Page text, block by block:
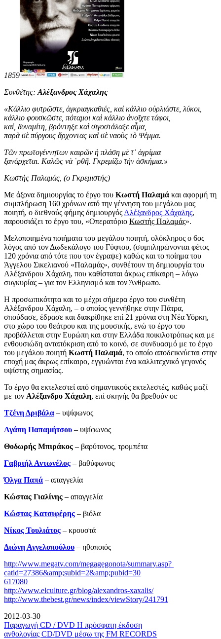
1859
Συνθέτης: Αλέξανδρος Χάχαλης
«Κάλλιο φυτρῶστε, ἀγκριαγκαθιές, καὶ κάλλιο οὐρλιάστε, λύκοι,
κάλλιο φουσκῶστε, πόταμοι καὶ κάλλιο ἀνοῖχτε τάφοι,
καί, δυναμίτη, βρόντηξε καὶ σιγοστάλαξε αἷμα,
παρὰ σὲ πύργους ἄρχοντας καὶ σὲ ναοὺς τὸ Ψέμμα.
Τῶν πρωτογέννητων καιρῶν ἡ πλάση μὲ τ᾿ ἀγρίμια
ξανάρχεται. Καλῶς νὰ ῾ρθῆ. Γκρεμίζω τὴν ἀσκήμια.»
Κωστής Παλαμάς, (ο Γκρεμιστής)
Με άξονα δημιουργίας το έργο του Κωστή Παλαμά και αφορμή τη
συμπλήρωση 160 χρόνων από την γέννηση του μεγάλου μας
ποιητή, ο διεθνούς φήμης δημιουργός Αλέξανδρος Χάχαλης,
παρουσιάζει το έργο του, «Οπερατόριο Κωστής Παλαμάς».
Μελοποιημένα ποιήματα του μεγάλου ποιητή, ολόκληρος ο 6ος
λόγος από τον Δωδεκάλογο του Γύφτου, (συμπληρώνονται φέτος
120 χρόνια από τότε που τον έγραψε) καθώς και το ποίημα του
Άγγελου Σικελιανού «Παλαμάς», συνθέτουν τη δημιουργία του
Αλέξανδρου Χάχαλη, που καθίσταται άκρως επίκαιρη – λόγω
συγκυρίας – για τον Ελληνισμό και τον Άνθρωπο.
Η προσωπικότητα και το μέχρι σήμερα έργο του συνθέτη
Αλέξανδρου Χάχαλη, – ο οποίος γεννήθηκε στην Πάτρα,
σπούδασε, έδρασε και διακρίθηκε επί 21 χρόνια στη Νέα Υόρκη,
στο χώρο του θεάτρου και της μουσικής, ενώ το έργο του
προβάλλεται στην Ευρώπη και στην Ελλάδα ποικιλοτρόπως και με
ενθουσιώδη ανταπόκριση από το κοινό, σε συνδυασμό με το έργο
του μεγάλου ποιητή Κωστή Παλαμά, το οποίο αποδεικνύεται στην
εποχή μας άκρως επίκαιρο, εγγυώνται ένα καλλιτεχνικό γεγονός
υψίστης σημασίας.
Το έργο θα εκτελεστεί από σημαντικούς εκτελεστές, καθώς μαζί
με τον Αλέξανδρο Χάχαλη, επί σκηνής θα βρεθούν οι:
Τζένη Δριβάλα – υψίφωνος
Αγάπη Παπαμήτσου – υψίφωνος
Θοδωρής Μπιράκος – βαρύτονος, τρομπέτα
Γαβριήλ Αντωνέλος – βαθύφωνος
Όλγα Παπά – απαγγελία
Κώστας Γιαλίνης ­– απαγγελία
Κώστας Κατσιφέρης – βιόλα
Νίκος Τουλιάτος – κρουστά
Διώνη Αγγελοπούλου – ηθοποιός
http://www.megatv.com/megagegonota/summary.asp?
catid=27386&amp;subid=2&amp;pubid=30
617080
http://www.elculture.gr/blog/alexandros-xaxalis/
http://www.thebest.gr/news/index/viewStory/241791
2012-03-30
Παραγωγή CD / DVD Η πρόσφατη έκδοση
ανθολογίας CD/DVD μέσω της FM RECORDS